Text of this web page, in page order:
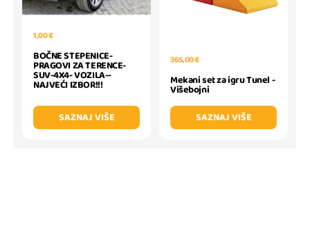
1,00 €
BOČNE STEPENICE-
PRAGOVI ZA TERENCE-
SUV-4X4- VOZILA--
NAJVEĆI IZBOR!!!
SAZNAJ VIŠE
365,00 €
Mekani set za igru Tunel -
Višebojni
SAZNAJ VIŠE